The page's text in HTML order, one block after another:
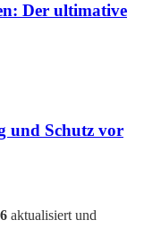
Der ultimative
und Schutz vor
aktualisiert und